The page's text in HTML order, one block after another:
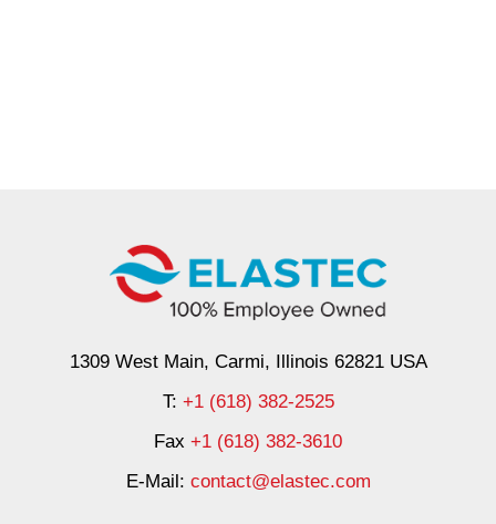
1309 West Main, Carmi, Illinois 62821 USA
T: +1 (618) 382-2525
Fax +1 (618) 382-3610
E-Mail: contact@elastec.com